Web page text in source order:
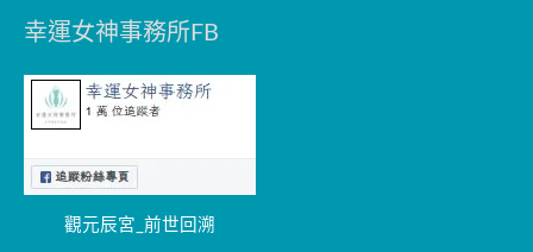
幸運女神事務所FB
觀元辰宮_前世回溯